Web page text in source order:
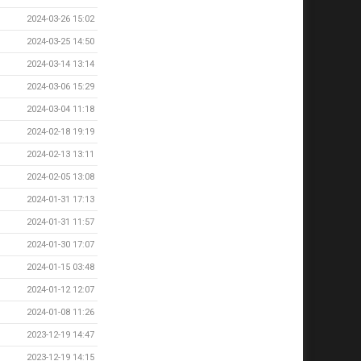
2024-03-26 15:02
2024-03-25 14:50
2024-03-14 13:14
2024-03-06 15:29
2024-03-04 11:18
2024-02-18 19:19
2024-02-13 13:11
2024-02-05 13:08
2024-01-31 17:13
2024-01-31 11:57
2024-01-30 17:07
2024-01-15 03:48
2024-01-12 12:07
2024-01-08 11:26
2023-12-19 14:47
2023-12-19 14:15